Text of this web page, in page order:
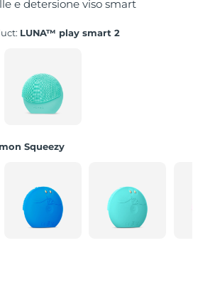
e detersione viso smart
LUNA™ play smart 2
Squeezy